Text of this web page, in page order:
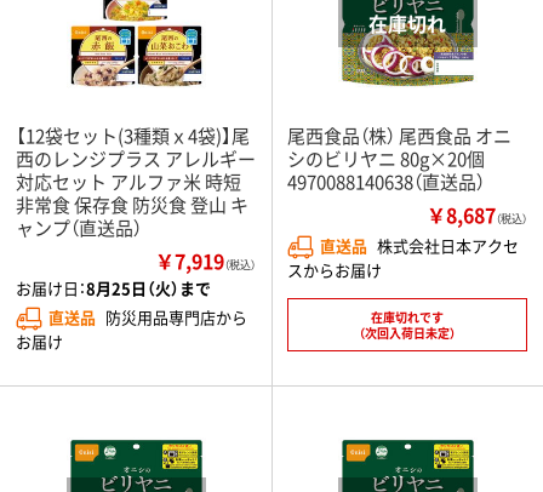
【12袋セット(3種類ｘ4袋)】尾
西のレンジプラス アレルギー
対応セット アルファ米 時短
非常食 保存食 防災食 登山 キ
ャンプ（直送品）
￥7,919（税込）
お届け日：8月25日（火）まで
直送品 防災用品専門店から
お届け
尾西食品（株） 尾西食品 オニ
シのビリヤニ 80g×20個
4970088140638（直送品）
￥8,687（税込）
直送品 株式会社日本アクセ
スからお届け
在庫切れです
（次回入荷日未定）